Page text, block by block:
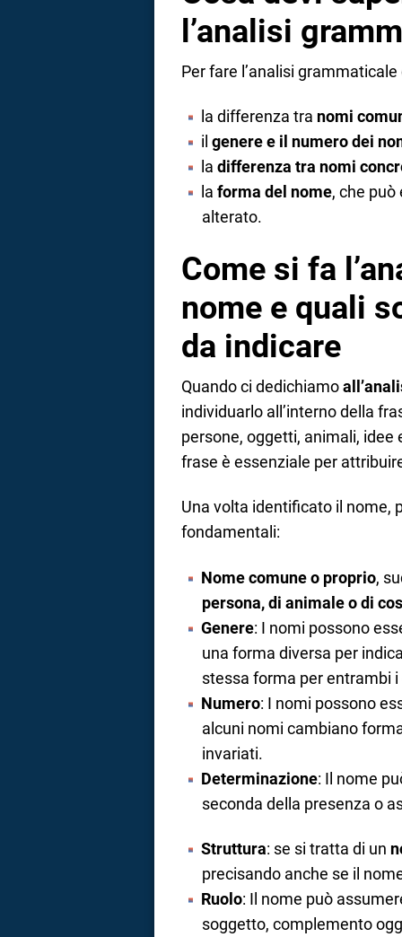
l’analisi
Per fare l’analisi
la differenza tra nomi
il genere e il numero dei
la differenza tra nomi
la forma del nome, che può
alterato.
Come si fa
nome e quali
da indicare
Quando ci dedichiamo
individuarlo all’interno della
persone, oggetti, animali, idee
frase è essenziale per
Una volta identificato il nome,
fondamentali:
Nome comune o proprio,
persona, di animale o di
Genere: I nomi possono
una forma diversa per
stessa forma per entrambi i
Numero: I nomi possono
alcuni nomi cambiano
invariati.
Determinazione: Il nome
seconda della presenza o
Struttura: se si tratta di un
precisando anche se il
Ruolo: Il nome può
soggetto, complemento